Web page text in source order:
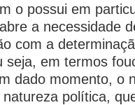
o possui em
a necessidade
com a
em termos
dado momento, o
política,